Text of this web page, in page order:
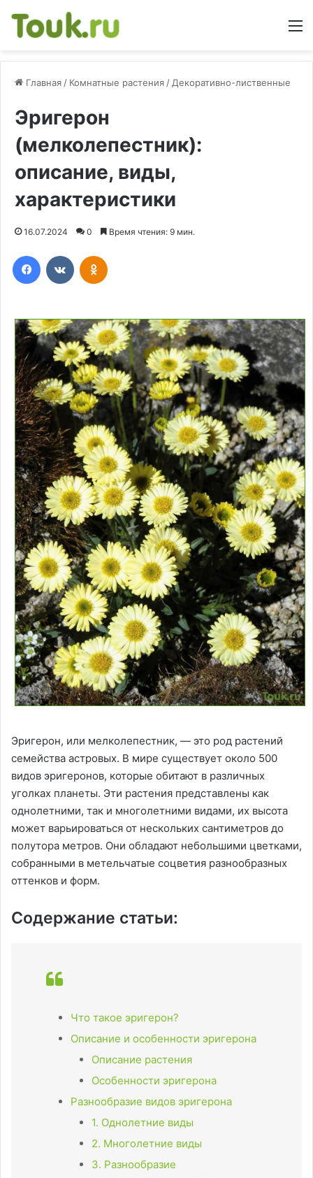
Главная / Комнатные растения / Декоративно-лиственные
Эригерон
(мелколепестник):
описание, виды,
характеристики
16.07.2024 0 Время чтения: 9 мин.
Эригерон, или мелколепестник, — это род растений
семейства астровых. В мире существует около 500
видов эригеронов, которые обитают в различных
уголках планеты. Эти растения представлены как
однолетними, так и многолетними видами, их высота
может варьироваться от нескольких сантиметров до
полутора метров. Они обладают небольшими цветками,
собранными в метельчатые соцветия разнообразных
оттенков и форм.
Содержание статьи:
Что такое эригерон?
Описание и особенности эригерона
Описание растения
Особенности эригерона
Разнообразие видов эригерона
1. Однолетние виды
2. Многолетние виды
3. Разнообразие